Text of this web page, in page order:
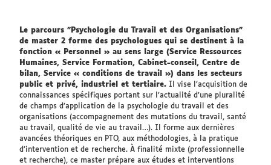
Le parcours "Psychologie du Travail et des Organisations"
de master 2 forme des psychologues qui se destinent à la
fonction « Personnel » au sens large (Service Ressources
Humaines, Service Formation, Cabinet-conseil, Centre de
bilan, Service « conditions de travail ») dans les secteurs
public et privé, industriel et tertiaire. Il vise l’acquisition de
connaissances spécifiques portant sur l’actualité d’une pluralité
de champs d’application de la psychologie du travail et des
organisations (accompagnement des mutations du travail, santé
au travail, qualité de vie au travail…). Il forme aux dernières
avancées théoriques en PTO, aux méthodologies, à la pratique
d’intervention et de recherche. À finalité mixte (professionnelle
et recherche), ce master prépare aux études et interventions